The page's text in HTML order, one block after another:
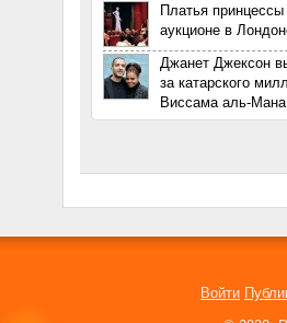
Платья
аукционе в
Джанет Джексон
за катарского
Виссама аль-Мана
Войти